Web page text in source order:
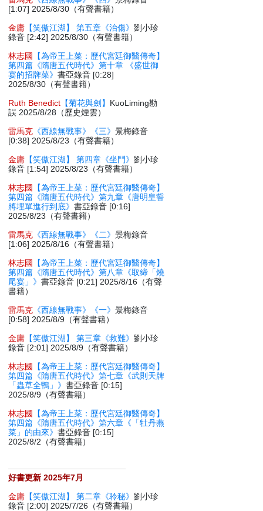
[1:07] 2025/8/30（有聲書籍）
金庸 【笑傲江湖】 第五章《治傷》劉小珍
錄音 [2:42] 2025/8/30（有聲書籍）
林志國
【為帝王上菜：歷代宮廷御醫傳奇】
第四篇《隋唐五代時代》第十章 《盛世御
宴的招牌菜》書亞錄音 [0:28]
2025/8/30（有聲書籍）
Ruth Benedict 【菊花與劍】 KuoLiming勘
誤 2025/8/28（歷史煙雲）
雷馬克 《西線無戰事》《三》景梅錄音
[0:38] 2025/8/23（有聲書籍）
金庸 【笑傲江湖】 第四章《坐鬥》劉小珍
錄音 [1:54] 2025/8/23（有聲書籍）
林志國
【為帝王上菜：歷代宮廷御醫傳奇】
第四篇《隋唐五代時代》第九章《唐明皇誓
將埋單進行到底》書亞錄音 [0:16]
2025/8/23（有聲書籍）
雷馬克 《西線無戰事》《二》景梅錄音
[1:06] 2025/8/16（有聲書籍）
林志國
【為帝王上菜：歷代宮廷御醫傳奇】
第四篇《隋唐五代時代》第八章《取締「燒
尾宴」》書亞錄音 [0:21] 2025/8/16（有聲
書籍）
雷馬克 《西線無戰事》《一》景梅錄音
[0:58] 2025/8/9（有聲書籍）
金庸 【笑傲江湖】 第三章《救難》劉小珍
錄音 [2:01] 2025/8/9（有聲書籍）
林志國
【為帝王上菜：歷代宮廷御醫傳奇】
第四篇《隋唐五代時代》第七章《武則天牌
「蟲草全鴨」》書亞錄音 [0:15]
2025/8/9（有聲書籍）
林志國
【為帝王上菜：歷代宮廷御醫傳奇】
第四篇《隋唐五代時代》第六章《「牡丹燕
菜」的由來》書亞錄音 [0:15]
2025/8/2（有聲書籍）
好書更新 2025年7月
金庸 【笑傲江湖】 第二章《聆秘》劉小珍
錄音 [2:00] 2025/7/26（有聲書籍）